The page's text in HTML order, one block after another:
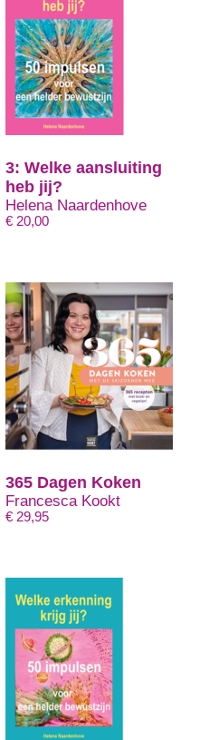
3: Welke aansluiting
heb jij?
Helena Naardenhove
€ 20,00
365 Dagen Koken
Francesca Kookt
€ 29,95